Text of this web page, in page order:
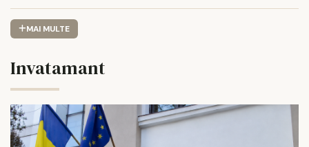
MAI MULTE
Invatamant